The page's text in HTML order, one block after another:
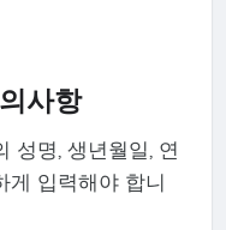
사항
성명, 생년월일, 연
게 입력해야 합니